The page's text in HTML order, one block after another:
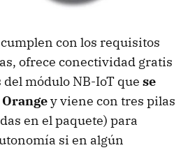
con los requisitos
ofrece conectividad gratis
módulo NB-IoT que se
y viene con tres pilas
en el paquete) para
si en algún